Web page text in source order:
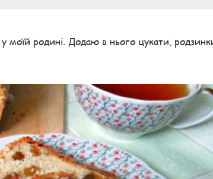
родині. Додаю в нього цукати,